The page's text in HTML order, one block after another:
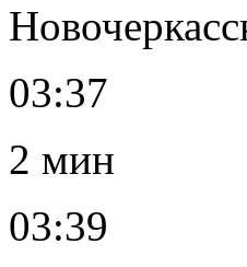
03:37
2 мин
03:39